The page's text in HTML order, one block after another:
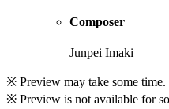
Composer
Junpei Imaki
※ Preview may take some time.
※ Preview is not available for